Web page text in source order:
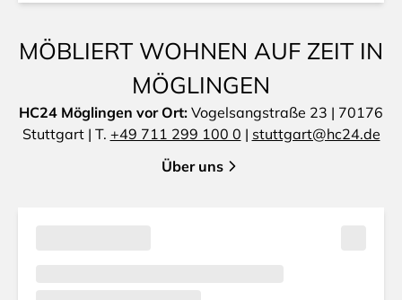
MÖBLIERT WOHNEN AUF ZEIT IN
MÖGLINGEN
HC24 Möglingen vor Ort: Vogelsangstraße 23 | 70176
Stuttgart | T. +49 711 299 100 0 | stuttgart@hc24.de
Über uns